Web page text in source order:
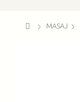
AcasăMASAJ